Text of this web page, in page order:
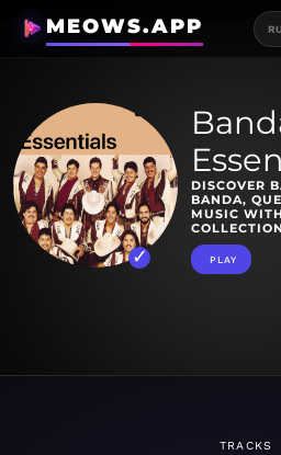
MEOWS.APP RU
DISCOVER
BANDA,
MUSIC
PLAY
TRACKS